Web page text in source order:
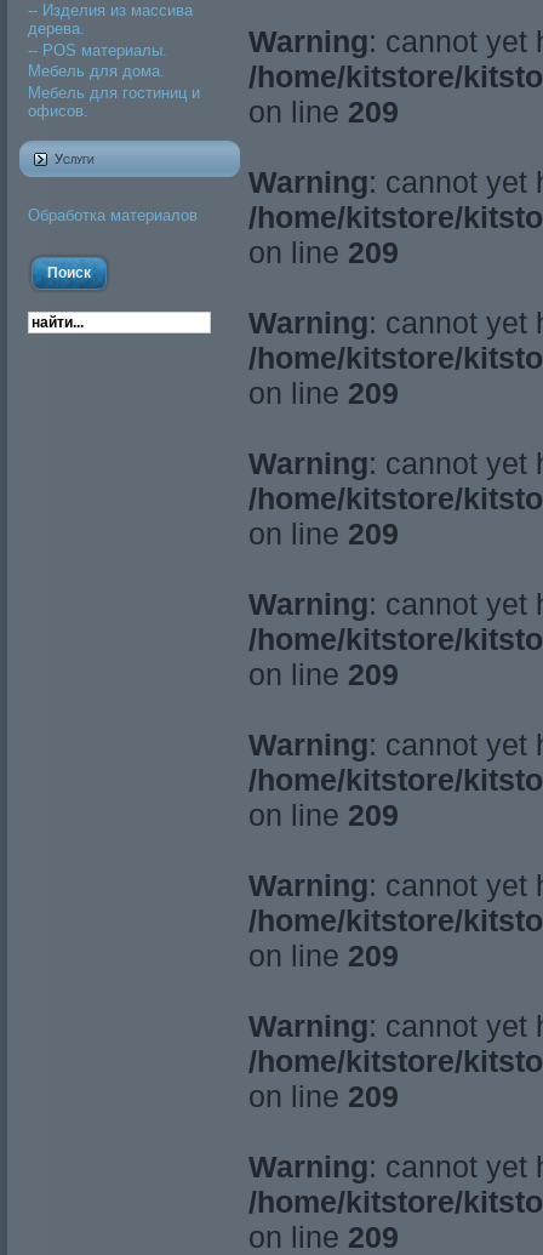
-- Изделия из массива
дерева.
-- POS материалы.
Мебель для дома.
Мебель для гостиниц и
офисов.
Услуги
Обработка материалов
Warning: cannot yet
/home/kitstore/
on line 209
Warning: cannot yet
/home/kitstore/
on line 209
Warning: cannot yet
/home/kitstore/
on line 209
Warning: cannot yet
/home/kitstore/
on line 209
Warning: cannot yet
/home/kitstore/
on line 209
Warning: cannot yet
/home/kitstore/
on line 209
Warning: cannot yet
/home/kitstore/
on line 209
Warning: cannot yet
/home/kitstore/
on line 209
Warning: cannot yet
/home/kitstore/
on line 209